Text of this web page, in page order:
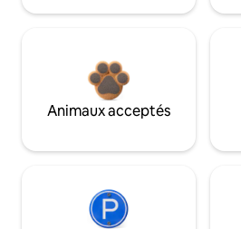
Animaux acceptés